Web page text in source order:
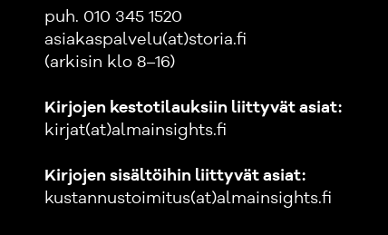
puh. 010 345 1520
asiakaspalvelu(at)storia.fi
(arkisin klo 8–16)
Kirjojen kestotilauksiin liittyvät asiat:
kirjat(at)almainsights.fi
Kirjojen sisältöihin liittyvät asiat:
kustannustoimitus(at)almainsights.fi